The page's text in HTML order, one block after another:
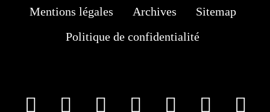
Mentions légales Archives
Sitemap
Politique de confidentialité
facebookInstagram
Youtube
Tik Tok